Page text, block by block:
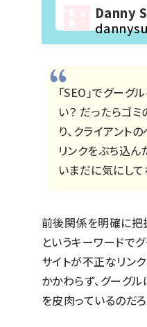
Danny
「SEO」でグーグ
い？ だったらゴ
り、クライアント
リンクをぶち込ん
いまだに気にし
前後関係を明確に把
というキーワードで
サイトが不正なリン
かかわらず、グーグ
を皮肉っているのだろ